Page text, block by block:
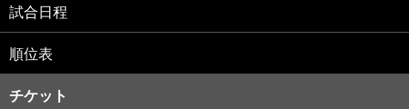
試合日程
順位表
チケット